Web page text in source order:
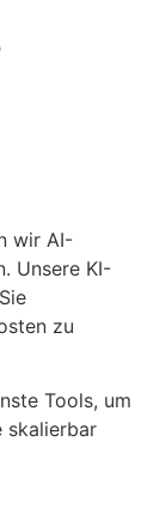
wir AI-
Unsere KI-
zu
Tools, um
skalierbar